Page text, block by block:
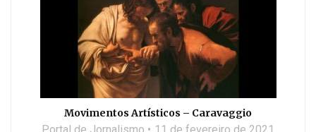
Movimentos Artísticos – Caravaggio
Portal de Jornalismo 11 de fevereiro de 2021